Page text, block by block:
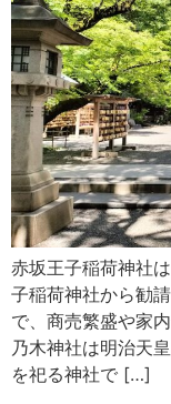
赤坂王子稲荷神社
子稲荷神社から勧
で、商売繁盛や家
乃木神社は明治天
を祀る神社で […]